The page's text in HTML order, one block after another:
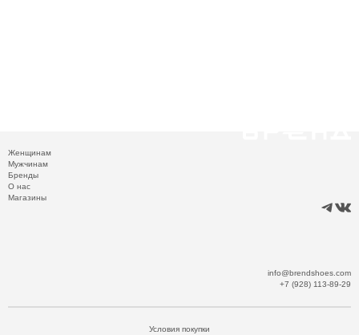
Женщинам
Мужчинам
Бренды
О нас
Магазины
info@brendshoes.com
+7 (928) 113-89-29
Условия покупки